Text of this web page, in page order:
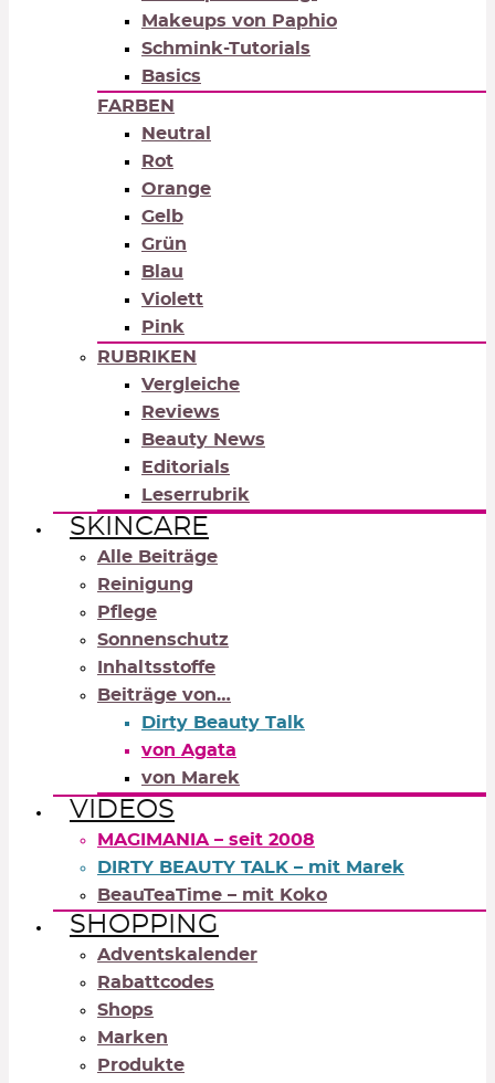
Makeups von Paphio
Schmink-Tutorials
Basics
FARBEN
Neutral
Rot
Orange
Gelb
Grün
Blau
Violett
Pink
RUBRIKEN
Vergleiche
Reviews
Beauty News
Editorials
Leserrubrik
SKINCARE
Alle Beiträge
Reinigung
Pflege
Sonnenschutz
Inhaltsstoffe
Beiträge von…
Dirty Beauty Talk
von Agata
von Marek
VIDEOS
MAGIMANIA – seit 2008
DIRTY BEAUTY TALK – mit Marek
BeauTeaTime – mit Koko
SHOPPING
Adventskalender
Rabattcodes
Shops
Marken
Produkte